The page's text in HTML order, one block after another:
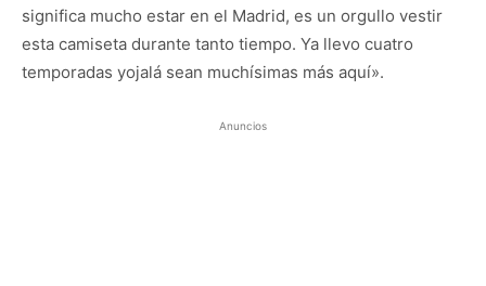
significa mucho estar en el Madrid, es un orgullo vestir
esta camiseta durante tanto tiempo. Ya llevo cuatro
temporadas yojalá sean muchísimas más aquí».
Anuncios